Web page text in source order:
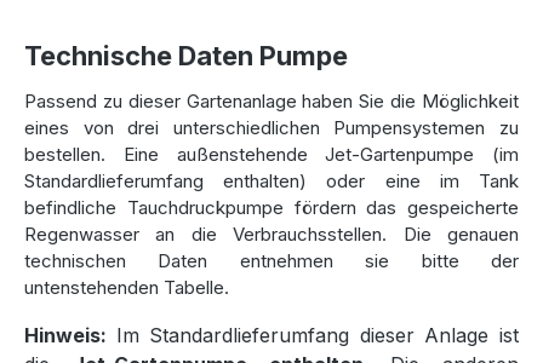
Nachhaltigkeit leicht gemacht
Die Nutzung von Regenwasser schont nicht nur die
Umwelt, sondern reduziert auch Ihre Wasserrechnung.
Regenwasser eignet sich hervorragend für die
Gartenbewässerung und schützt empfindliche Pflanzen vor
den Auswirkungen von kalkhaltigem Leitungswasser.
jetzt!
Technische Daten Pumpe
Passend zu dieser Gartenanlage haben Sie die Möglichkeit
eines von drei unterschiedlichen Pumpensystemen zu
bestellen. Eine außenstehende Jet-Gartenpumpe (im
Standardlieferumfang enthalten) oder eine im Tank
befindliche Tauchdruckpumpe fördern das gespeicherte
Regenwasser an die Verbrauchsstellen. Die genauen
technischen Daten entnehmen sie bitte der
untenstehenden Tabelle.
Hinweis: Im Standardlieferumfang dieser Anlage ist